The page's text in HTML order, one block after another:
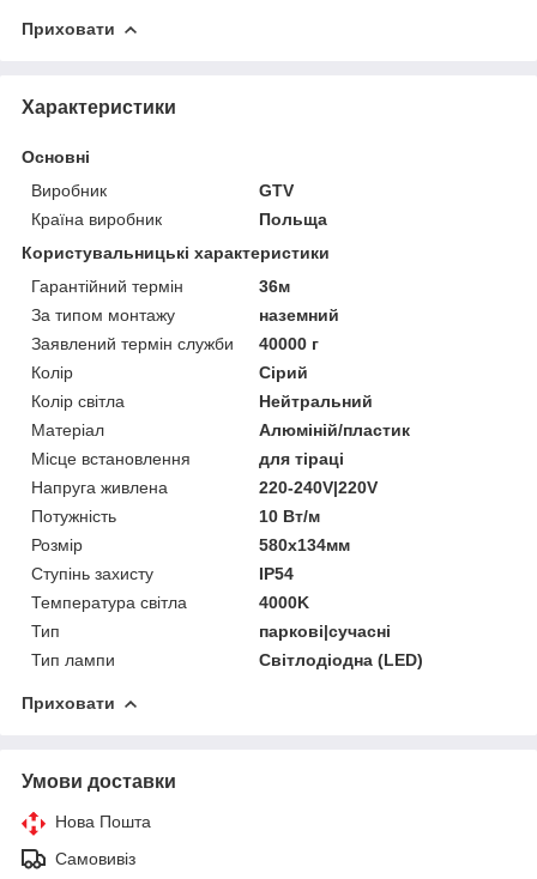
Приховати
Характеристики
Основні
Виробник
GTV
Країна виробник
Польща
Користувальницькі характеристики
Гарантійний термін
36м
За типом монтажу
наземний
Заявлений термін служби
40000 г
Колір
Сірий
Колір світла
Нейтральний
Матеріал
Алюміній/пластик
Місце встановлення
для тіраці
Напруга живлена
220-240V|220V
Потужність
10 Вт/м
Розмір
580х134мм
Ступінь захисту
IP54
Температура світла
4000K
Тип
паркові|сучасні
Тип лампи
Світлодіодна (LED)
Приховати
Умови доставки
Нова Пошта
Самовивіз